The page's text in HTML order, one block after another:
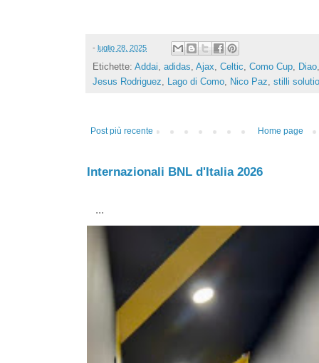
- luglio 28, 2025
Etichette: Addai, adidas, Ajax, Celtic, Como Cup, Diao
Jesus Rodriguez, Lago di Como, Nico Paz, stilli
Post più recente Home page
Internazionali BNL d'Italia 2026
...